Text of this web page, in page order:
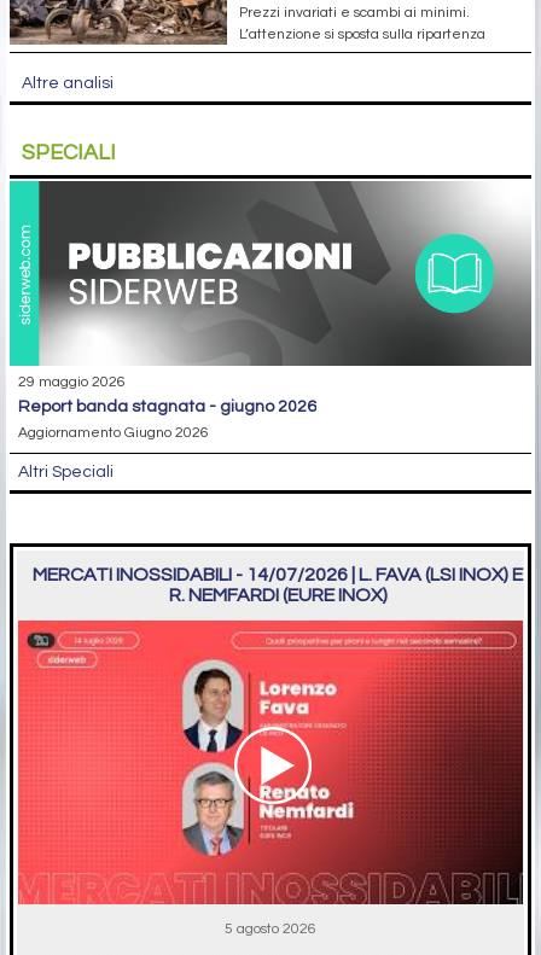
Prezzi invariati e scambi ai minimi.
L’attenzione si sposta sulla ripartenza
Altre analisi
SPECIALI
29 maggio 2026
report banda stagnata - giugno 2026
Aggiornamento Giugno 2026
Altri Speciali
MERCATI INOSSIDABILI - 14/07/2026 | L. FAVA (LSI INOX) E
R. NEMFARDI (EURE INOX)
5 agosto 2026